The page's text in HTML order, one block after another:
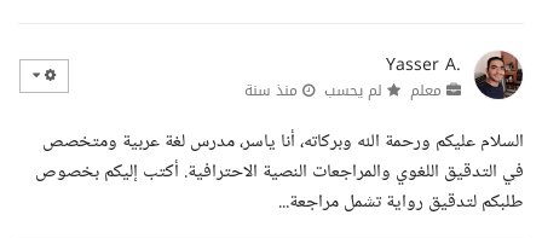
Yasser A.
معلم لم يحسب منذ سنة
السلام عليكم ورحمة الله وبركاته، أنا ياسر، مدرس لغة عربية ومتخصص
في التدقيق اللغوي والمراجعات النصية الاحترافية. أكتب إليكم بخصوص
طلبكم لتدقيق رواية تشمل مراجعة...